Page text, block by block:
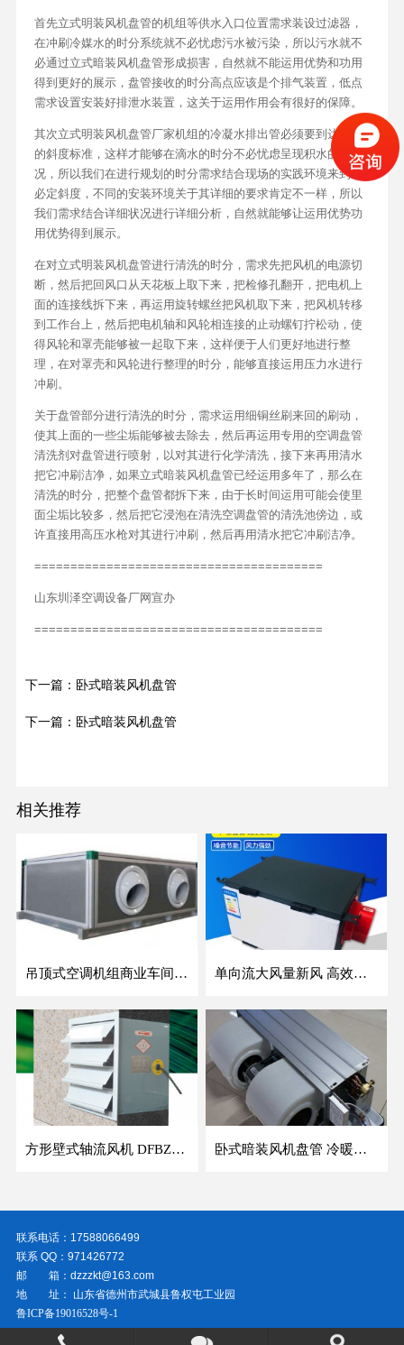
首先立式明装风机盘管的机组等供水入口位置需求装设过滤器，
在冲刷冷媒水的时分系统就不必忧虑污水被污染，所以污水就不
必通过立式暗装风机盘管形成损害，自然就不能运用优势和功用
得到更好的展示，盘管接收的时分高点应该是个排气装置，低点
需求设置安装好排泄水装置，这关于运用作用会有很好的保障。
其次立式明装风机盘管厂家机组的冷凝水排出管必须要到达必定
的斜度标准，这样才能够在滴水的时分不必忧虑呈现积水的状
况，所以我们在进行规划的时分需求结合现场的实践环境来到达
必定斜度，不同的安装环境关于其详细的要求肯定不一样，所以
我们需求结合详细状况进行详细分析，自然就能够让运用优势功
用优势得到展示。
在对立式明装风机盘管进行清洗的时分，需求先把风机的电源切
断，然后把回风口从天花板上取下来，把检修孔翻开，把电机上
面的连接线拆下来，再运用旋转螺丝把风机取下来，把风机转移
到工作台上，然后把电机轴和风轮相连接的止动螺钉拧松动，使
得风轮和罩壳能够被一起取下来，这样便于人们更好地进行整
理，在对罩壳和风轮进行整理的时分，能够直接运用压力水进行
冲刷。
关于盘管部分进行清洗的时分，需求运用细铜丝刷来回的刷动，
使其上面的一些尘垢能够被去除去，然后再运用专用的空调盘管
清洗剂对盘管进行喷射，以对其进行化学清洗，接下来再用清水
把它冲刷洁净，如果立式暗装风机盘管已经运用多年了，那么在
清洗的时分，把整个盘管都拆下来，由于长时间运用可能会使里
面尘垢比较多，然后把它浸泡在清洗空调盘管的清洗池傍边，或
许直接用高压水枪对其进行冲刷，然后再用清水把它冲刷洁净。
========================================
山东圳泽空调设备厂网宣办
========================================
下一篇：卧式暗装风机盘管
下一篇：卧式暗装风机盘管
相关推荐
吊顶式空调机组商业车间防爆新风空调器射流冷暖机组 单向流大风量新风 高效除霾全热交换新风机空气净化
方形壁式轴流风机 DFBZ低噪防爆工业XBDZ静音220V/380V壁式边墙风机 卧式暗装风机盘管 冷暖两用盘管系列 明装风盘空调器
联系电话：17588066499
联系 QQ：971426772
邮 箱：dzzzkt@163.com
地 址： 山东省德州市武城县鲁权屯工业园
鲁ICP备19016528号-1